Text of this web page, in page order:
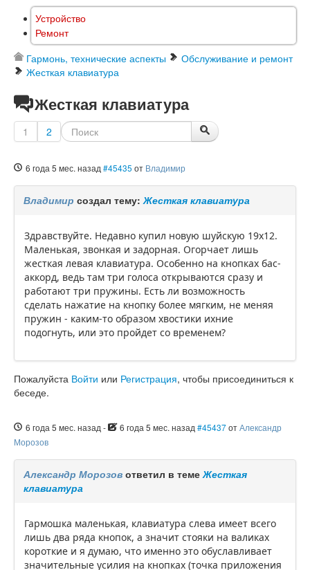
Устройство
Ремонт
Гармонь, технические аспекты
Обслуживание и ремонт
Жесткая клавиатура
Жесткая клавиатура
1 2
6 года 5 мес. назад #45435 от Владимир
Владимир создал тему:Жесткая клавиатура
Здравствуйте. Недавно купил новую шуйскую 19х12.
Маленькая, звонкая и задорная. Огорчает лишь
жесткая левая клавиатура. Особенно на кнопках бас-
аккорд, ведь там три голоса открываются сразу и
работают три пружины. Есть ли возможность
сделать нажатие на кнопку более мягким, не меняя
пружин - каким-то образом хвостики ихние
подогнуть, или это пройдет со временем?
Пожалуйста Войти или Регистрация, чтобы присоединиться к
беседе.
6 года 5 мес. назад - 6 года 5 мес. назад #45437отАлександр
Морозов
Александр Морозов ответил в темеЖесткая
клавиатура
Гармошка маленькая, клавиатура слева имеет всего
лишь два ряда кнопок, а значит стояки на валиках
короткие и я думаю, что именно это обуславливает
значительные усилия на кнопках (точка приложения